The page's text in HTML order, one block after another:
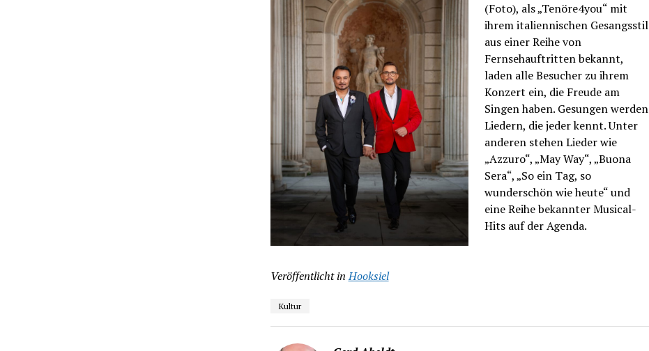
(Foto), als „Tenöre4you“ mit
ihrem italiennischen Gesangsstil
aus einer Reihe von
Fernsehauftritten bekannt,
laden alle Besucher zu ihrem
Konzert ein, die Freude am
Singen haben. Gesungen werden
Liedern, die jeder kennt. Unter
anderen stehen Lieder wie
„Azzuro“, „May Way“, „Buona
Sera“, „So ein Tag, so
wunderschön wie heute“ und
eine Reihe bekannter Musical-
Hits auf der Agenda.
Veröffentlicht in Hooksiel
Kultur